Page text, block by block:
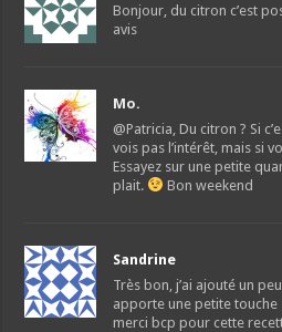
Bonjour, du citron c’est
avis
Mo.
@Patricia, Du citron ? Si
vois pas l’intérêt, mais si
Essayez sur une petite
plait.
Bon weekend
Sandrine
Très bon, j’ai ajouté un
apporte une petite
merci bcp pour cette